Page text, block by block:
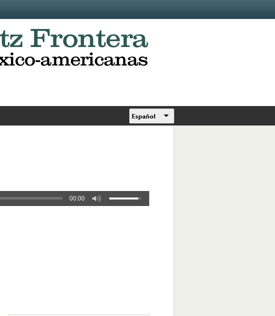
Español
00:00